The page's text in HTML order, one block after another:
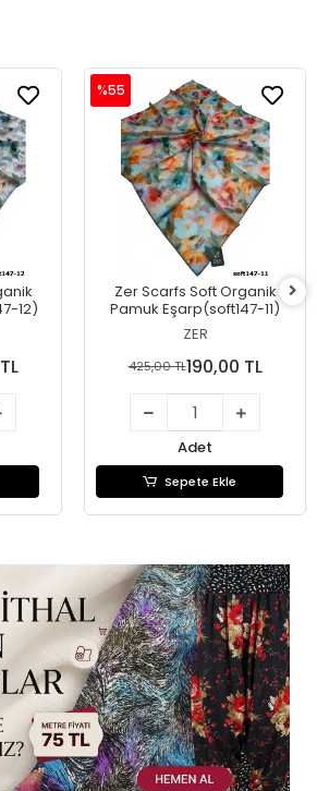
12)
Zer Scarfs Soft Organik
Pamuk Eşarp(soft147-11)
ZER
%55
425,00 TL190,00 TL
Adet
Sepete Ekle